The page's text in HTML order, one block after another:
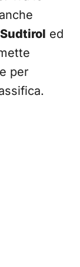
ed
per